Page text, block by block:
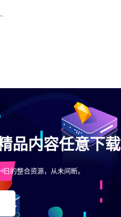
品内容任意下载
的整合资源，从未间断。